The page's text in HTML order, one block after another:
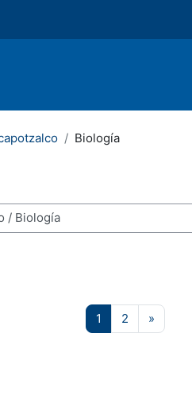
Biología
1 Página 1
2 Página 2
»